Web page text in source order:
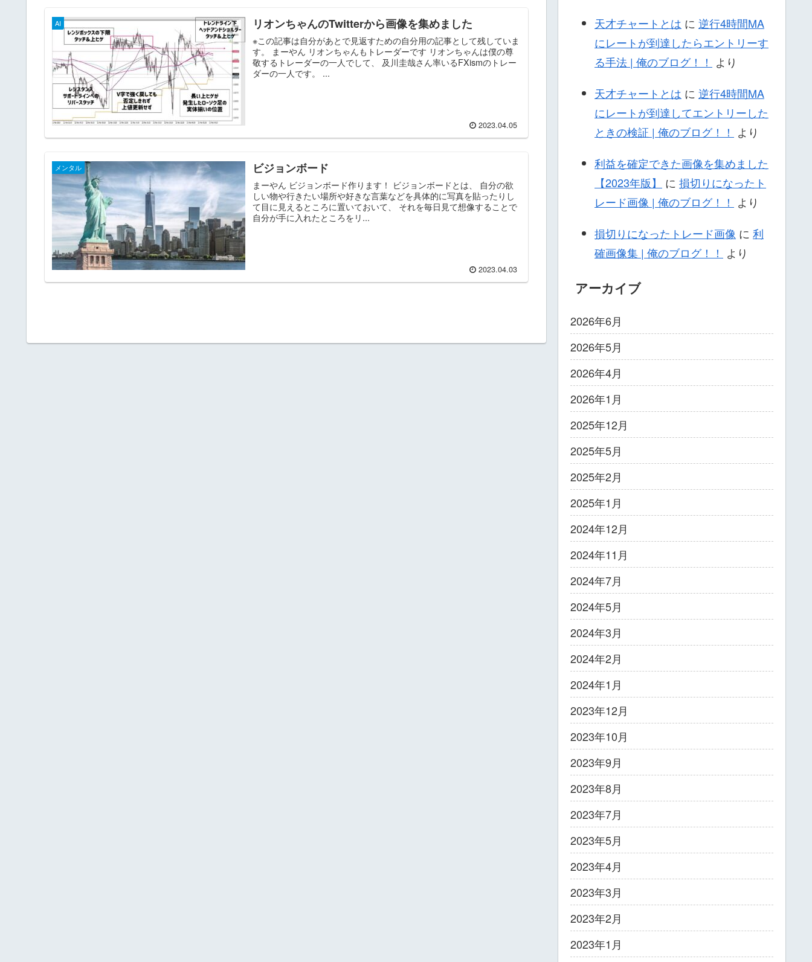
AI リオンちゃんのTwitterから画像を集めました
※この記事は自分があとで見返すための自分用の記事として残していま
す。 まーやん リオンちゃんもトレーダーです リオンちゃんは僕の尊
敬するトレーダーの一人でして、 及川圭哉さん率いるFXismのトレー
ダーの一人です。 ...
2023.04.05
メンタル ビジョンボード
まーやん ビジョンボード作ります！ ビジョンボードとは、 自分の欲
しい物や行きたい場所や好きな言葉などを具体的に写真を貼ったりし
て目に見えるところに置いておいて、 それを毎日見て想像することで
自分が手に入れたところをリ...
2023.04.03
天才チャートとは に 逆行4時間MA
にレートが到達したらエントリーす
る手法 | 俺のブログ！！ より
天才チャートとは に 逆行4時間MA
にレートが到達してエントリーした
ときの検証 | 俺のブログ！！ より
利益を確定できた画像を集めました
【2023年版】
に 損切りになったト
レード画像 | 俺のブログ！！ より
損切りになったトレード画像 に 利
確画像集 | 俺のブログ！！ より
アーカイブ
2026年6月
2026年5月
2026年4月
2026年1月
2025年12月
2025年5月
2025年2月
2025年1月
2024年12月
2024年11月
2024年7月
2024年5月
2024年3月
2024年2月
2024年1月
2023年12月
2023年10月
2023年9月
2023年8月
2023年7月
2023年5月
2023年4月
2023年3月
2023年2月
2023年1月